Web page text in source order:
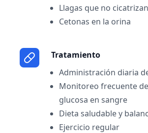
Llagas que no cicatrizan
Cetonas en la orina
Tratamiento
Administración diaria
Monitoreo frecuente
glucosa en sangre
Dieta saludable y
Ejercicio regular